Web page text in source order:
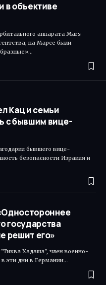
в объективе
аппарата Mars
на Марсе были
Кац и семьи
с бывшим вице-
бывшего вице-
безопасности Израиля и
государства
решит его»
Хадаша", член военно-
в эти дни в Германии…